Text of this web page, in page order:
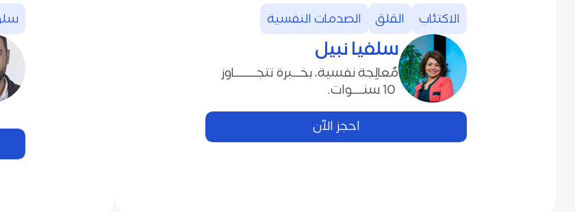
الاكتئاب القلق الصدمات‭ ‬النفسية
سلفيا‭ ‬نبيل
‬ 10‭ ‬سنــــوات‭.‬
احجز الآن